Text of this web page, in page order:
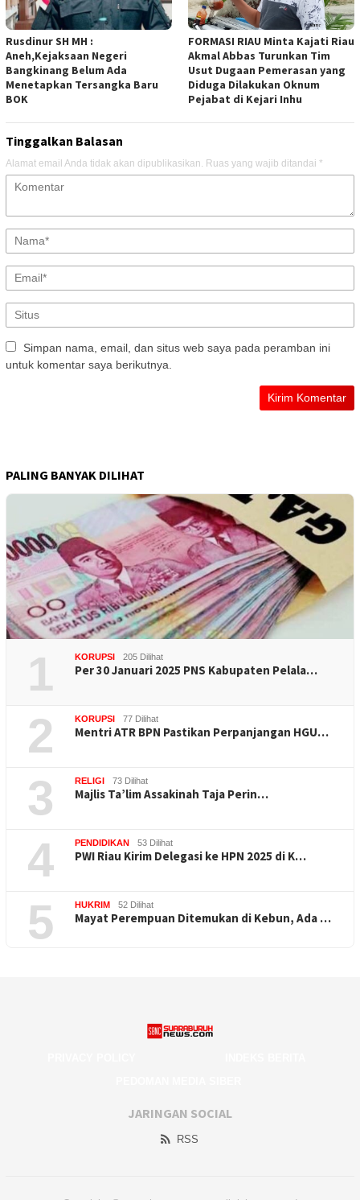
Rusdinur SH MH :
Aneh,Kejaksaan Negeri
Bangkinang Belum Ada
Menetapkan Tersangka Baru
BOK
FORMASI RIAU Minta Kajati Riau
Akmal Abbas Turunkan Tim
Usut Dugaan Pemerasan yang
Diduga Dilakukan Oknum
Pejabat di Kejari Inhu
Tinggalkan Balasan
Alamat email Anda tidak akan dipublikasikan. Ruas yang wajib ditandai *
Simpan nama, email, dan situs web saya pada peramban ini
untuk komentar saya berikutnya.
PALING BANYAK DILIHAT
1 KORUPSI 205 Dilihat
Per 30 Januari 2025 PNS Kabupaten Pelala…
2 KORUPSI 77 Dilihat
Mentri ATR BPN Pastikan Perpanjangan HGU…
3 RELIGI 73 Dilihat
Majlis Ta’lim Assakinah Taja Perin…
4 PENDIDIKAN 53 Dilihat
PWI Riau Kirim Delegasi ke HPN 2025 di K…
5 HUKRIM 52 Dilihat
Mayat Perempuan Ditemukan di Kebun, Ada …
JARINGAN SOCIAL
RSS